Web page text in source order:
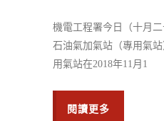
機電工程署今日（十月
石油氣加氣站（專用氣
用氣站在2018年11月1
閱讀更多